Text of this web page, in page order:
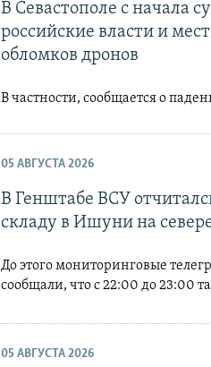
В Севастополе с начала
российские власти и
обломков дронов
В частности, сообщается о
05 АВГУСТА 2026
В Генштабе ВСУ
складу в Ишуни на
До этого мониторинговые
сообщали, что с 22:00 до 23:00
05 АВГУСТА 2026